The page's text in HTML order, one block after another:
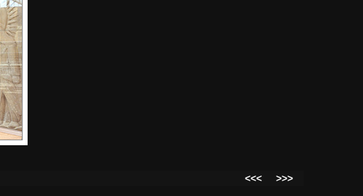
<<<
>>>